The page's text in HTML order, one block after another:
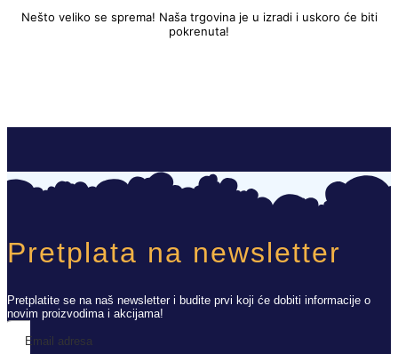
Nešto veliko se sprema! Naša trgovina je u izradi i uskoro će biti
pokrenuta!
Pretplata na newsletter
Pretplatite se na naš newsletter i budite prvi koji će dobiti informacije o
novim proizvodima i akcijama!
Email adresa